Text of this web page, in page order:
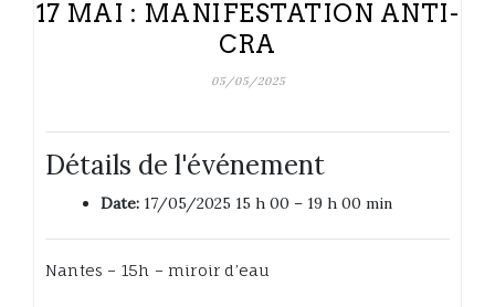
17 MAI : MANIFESTATION ANTI-
CRA
05/05/2025
Détails de l'événement
Date: 17/05/2025 15 h 00 – 19 h 00 min
Nantes – 15h – miroir d’eau